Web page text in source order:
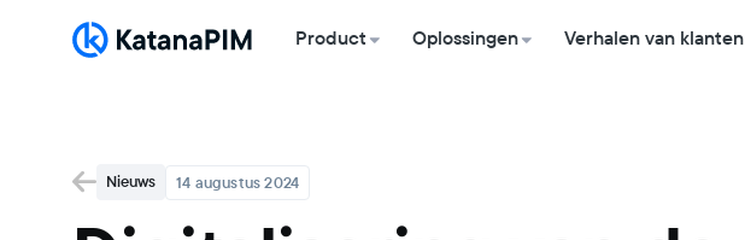
Product Oplossingen Verhalen van klanten
Nieuws 14 augustus 2024